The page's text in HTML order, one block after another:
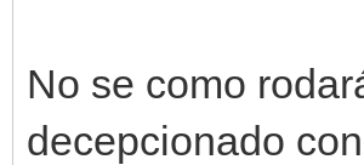
No se como
decepcionado